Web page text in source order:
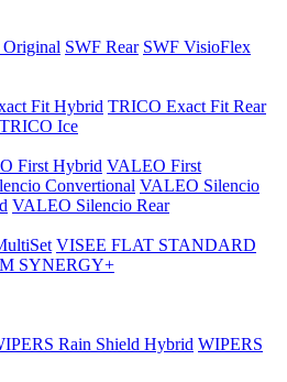
Original SWF Rear SWF VisioFlex
Fit Hybrid TRICO Exact Fit Rear
TRICO Ice
First Hybrid VALEO First
Convertional VALEO Silencio
VALEO Silencio Rear
VISEE FLAT STANDARD
SYNERGY+
Rain Shield Hybrid WIPERS